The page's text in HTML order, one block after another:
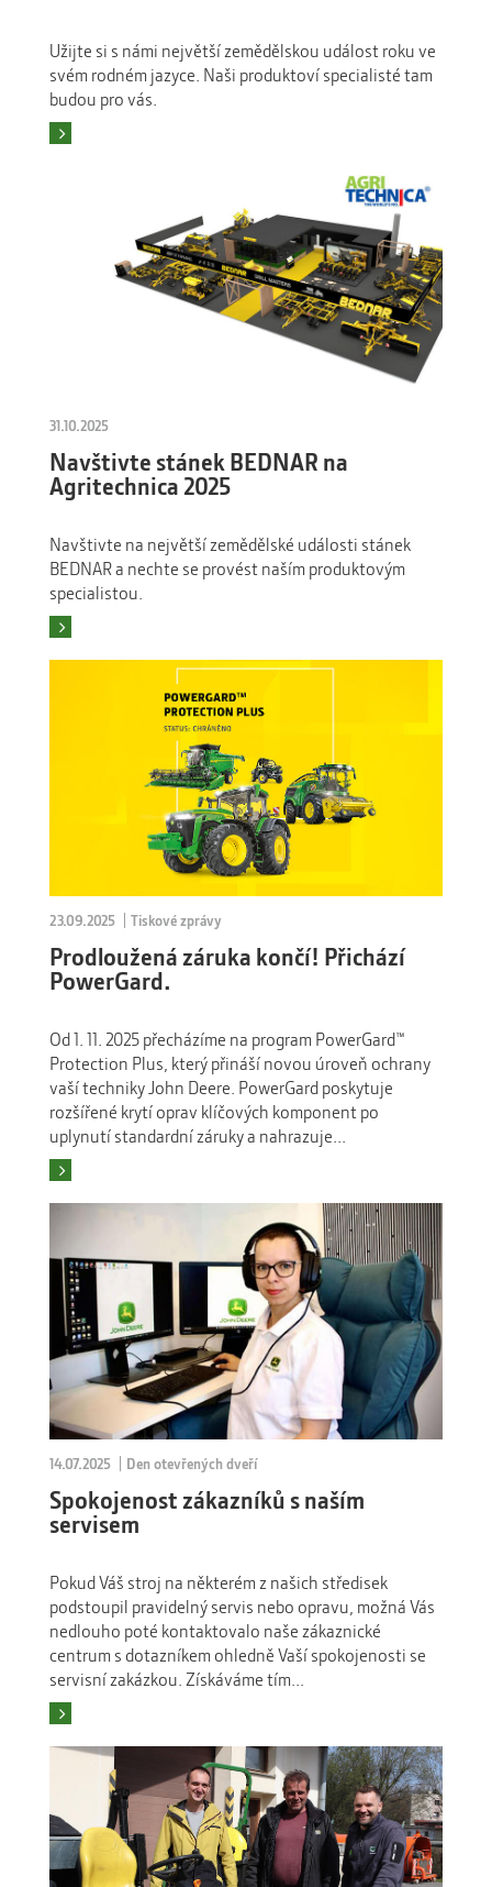
Užijte si s námi největší zemědělskou událost roku ve
svém rodném jazyce. Naši produktoví specialisté tam
budou pro vás.
31.10.2025
Navštivte stánek BEDNAR na
Agritechnica 2025
Navštivte na největší zemědělské události stánek
BEDNAR a nechte se provést naším produktovým
specialistou.
23.09.2025 Tiskové zprávy
Prodloužená záruka končí! Přichází
PowerGard.
Od 1. 11. 2025 přecházíme na program PowerGard™
Protection Plus, který přináší novou úroveň ochrany
vaší techniky John Deere. PowerGard poskytuje
rozšířené krytí oprav klíčových komponent po
uplynutí standardní záruky a nahrazuje...
14.07.2025 Den otevřených dveří
Spokojenost zákazníků s naším
servisem
Pokud Váš stroj na některém z našich středisek
podstoupil pravidelný servis nebo opravu, možná Vás
nedlouho poté kontaktovalo naše zákaznické
centrum s dotazníkem ohledně Vaší spokojenosti se
servisní zakázkou. Získáváme tím...